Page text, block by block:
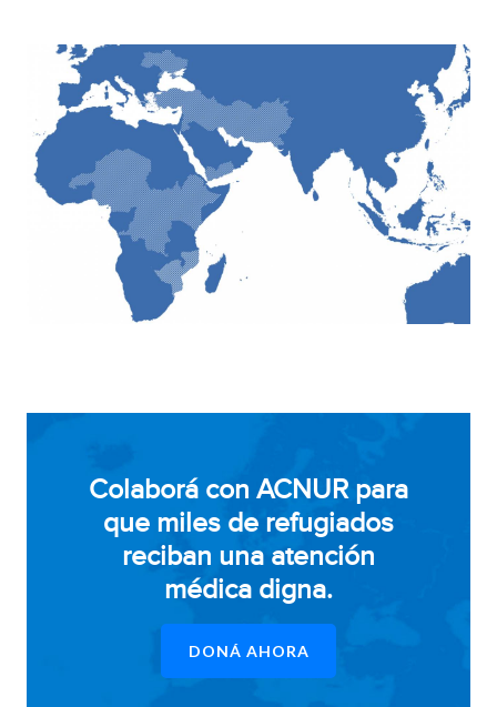
Colaborá con ACNUR para
que miles de refugiados
reciban una atención
médica digna.
DONÁ AHORA